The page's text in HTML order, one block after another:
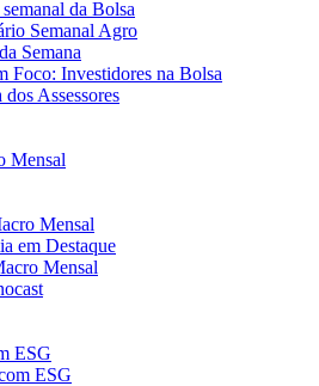
da Bolsa
Semanal Agro
Semana
Foco: Investidores na Bolsa
dos Assessores
Mensal
Mensal
em Destaque
Mensal
ESG
ESG